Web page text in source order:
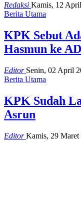
Redaksi Kamis, 12
Berita Utama
KPK Sebut
Hasmun ke
Editor Senin, 02 April
Berita Utama
KPK Sudah
Asrun
EditorKamis, 29 Maret